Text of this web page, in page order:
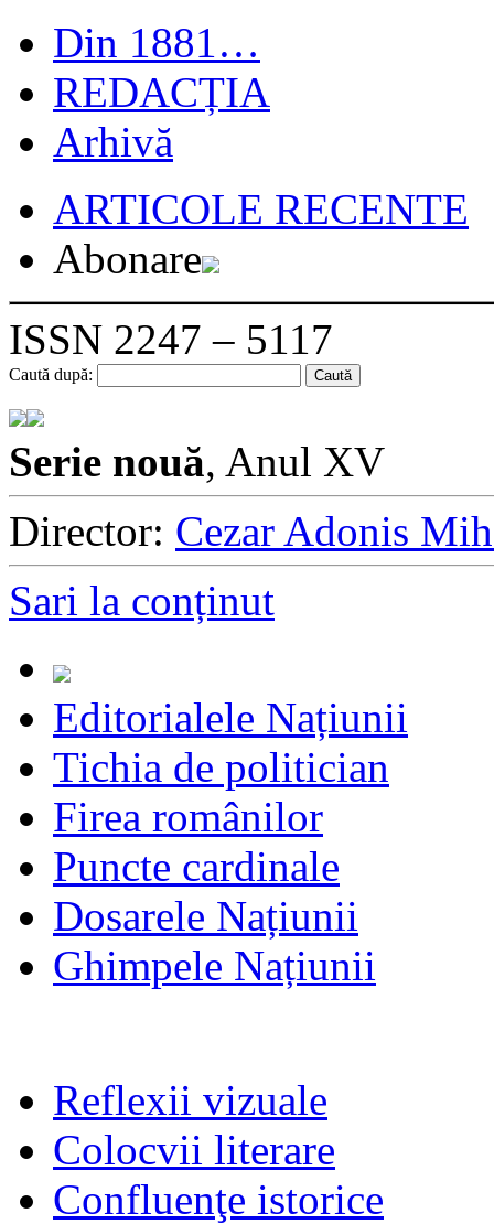
Din 1881…
REDACȚIA
Arhivă
ARTICOLE RECENTE
Abonare
ISSN 2247 – 5117
Caută după:
Serie nouă, Anul XV
Director: Cezar Adonis
Sari la conținut
Editorialele Națiunii
Tichia de politician
Firea românilor
Puncte cardinale
Dosarele Națiunii
Ghimpele Națiunii
Reflexii vizuale
Colocvii literare
Confluenţe istorice